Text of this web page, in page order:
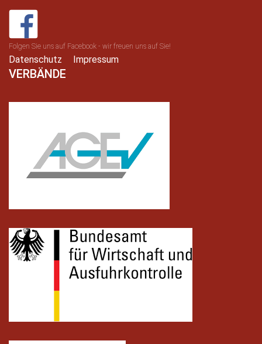
Folgen Sie uns auf Facebook - wir freuen uns auf Sie!
Datenschutz Impressum
VERBÄNDE